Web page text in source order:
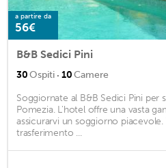
a partire da
56€
B&B Sedici Pini
30Ospiti · 10Camere
Soggiornate al B&B Sedici Pini per
Pomezia. L'hotel offre una vasta
assicurarvi un soggiorno
trasferimento ...